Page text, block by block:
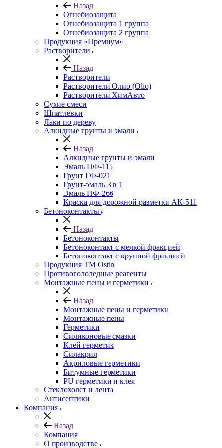
Назад
Огнебиозащита
Огнебиозащита 1 группа
Огнебиозащита 2 группа
Продукция «Премиум»
Растворители
Назад
Растворители
Растворители Олио (Olio)
Растворители ХимАвто
Сухие смеси
Шпатлевки
Лаки по дереву
Алкидные грунты и эмали
Назад
Алкидные грунты и эмали
Эмаль ПФ-115
Грунт ГФ-021
Грунт-эмаль 3 в 1
Эмаль ПФ-266
Краска для дорожной разметки АК-511
Бетоноконтакты
Назад
Бетоноконтакты
Бетоноконтакт с мелкой фракцией
Бетоноконтакт с крупной фракцией
Продукция ТМ Ostin
Противогололедные реагенты
Монтажные пены и герметики
Назад
Монтажные пены и герметики
Монтажные пены
Герметики
Силиконовые смазки
Клей герметик
Силакрил
Акриловые герметики
Битумные герметики
PU герметики и клея
Стеклохолст и лента
Антисептики
Компания
Назад
Компания
О производстве